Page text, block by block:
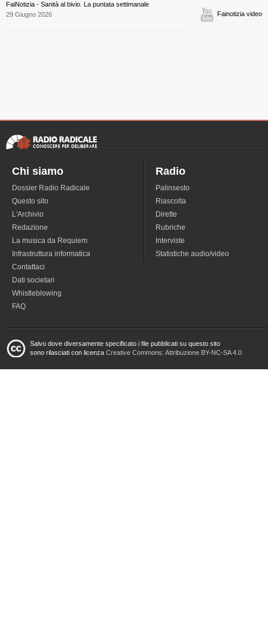
FaiNotizia - Sanità al bivio. La puntata settimanale
29 Giugno 2026
Fainotizia video
Chi siamo
Dossier Radio Radicale
Questo sito
L'Archivio
Redazione
La musica da Requiem
Infrastruttura informatica
Contattaci
Dati societari
Whistleblowing
FAQ
Radio
Palinsesto
Riascolta
Dirette
Rubriche
Interviste
Statistiche audio/video
Salvo dove diversamente specificato i file pubblicati su questo sito
sono rilasciati con licenza Creative Commons: Attribuzione BY-NC-SA 4.0